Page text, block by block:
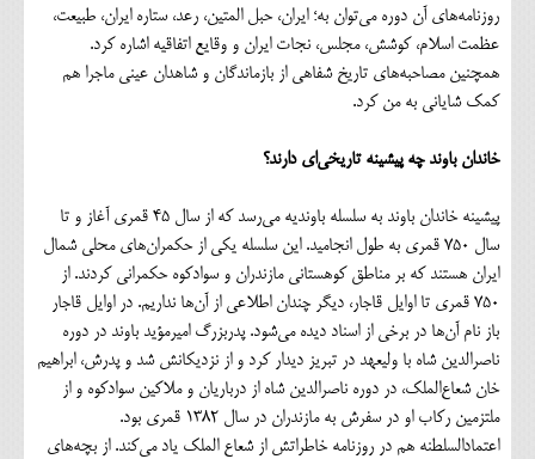
روزنامه‌های آن دوره می‌توان به؛ ایران، حبل المتین، رعد، ستاره ایران، طبیعت،
عظمت اسلام، کوشش، مجلس، نجات ایران و وقایع اتفاقیه اشاره کرد.
همچنین مصاحبه‌های تاریخ شفاهی از بازماندگان و شاهدان عینی ماجرا هم
کمک شایانی به من کرد.
خاندان باوند چه پیشینه تاریخی‌ای دارند؟
پیشینه خاندان باوند به سلسله باوندیه می‌رسد که از سال 45 قمری آغاز و تا
سال 750 قمری به طول انجامید. این سلسله یکی از حکمران‌های محلی شمال
ایران هستند که بر مناطق کوهستانی مازندران و سوادکوه حکمرانی کردند. از
750 قمری تا اوایل قاجار، دیگر چندان اطلاعی از آن‌ها نداریم. در اوایل قاجار
باز نام آن‌ها در برخی از اسناد دیده می‌شود. پدربزرگ امیرمؤید باوند در دوره
ناصرالدین شاه با ولیعهد در تبریز دیدار کرد و از نزدیکانش شد و پدرش، ابراهیم
خان شعاع‌الملک، در دوره ناصرالدین شاه از درباریان و ملاکین سوادکوه و از
ملتزمین رکاب او در سفرش به مازندران در سال 1382 قمری بود.
اعتماد‌السلطنه هم در روزنامه خاطراتش از شعاع الملک یاد می‌کند. از بچه‌های